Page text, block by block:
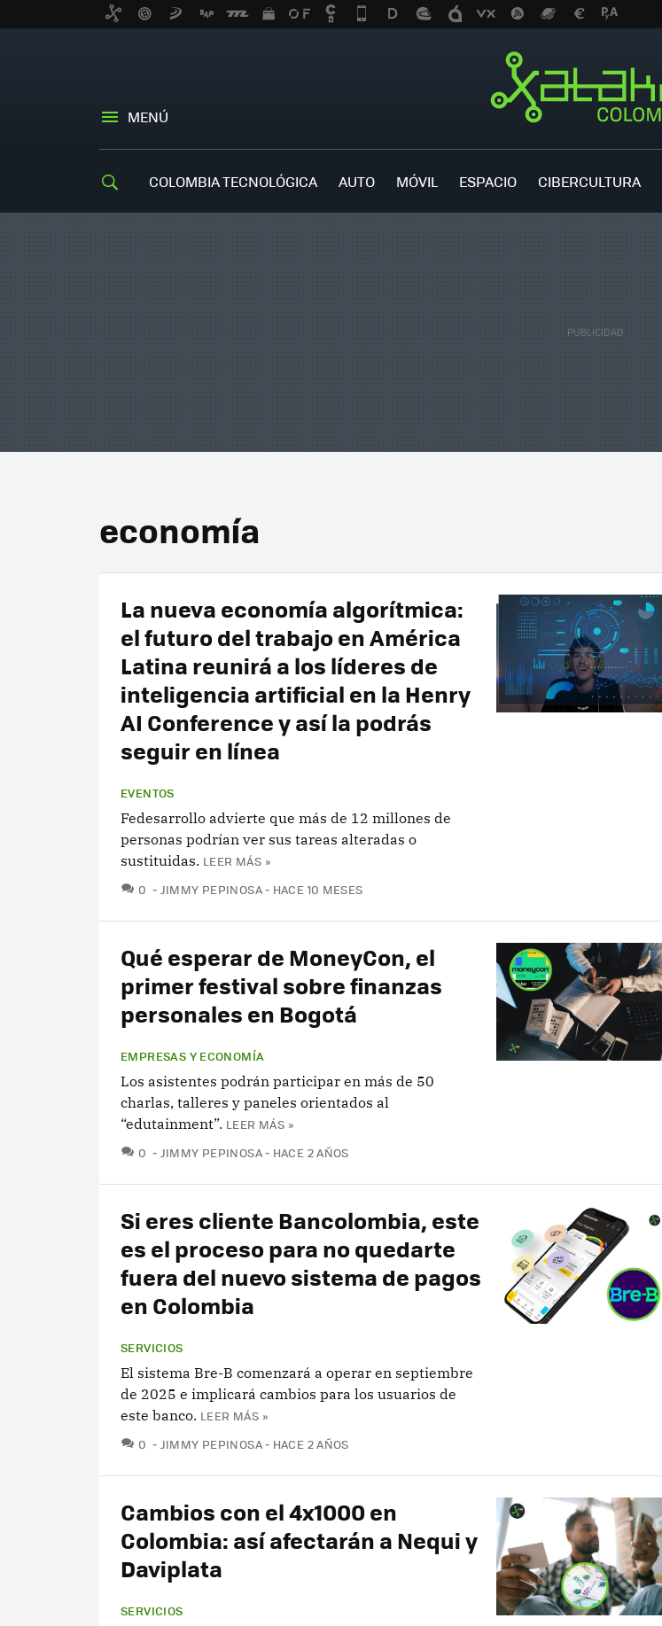
MENÚ
COLOMBIA TECNOLÓGICA AUTO MÓVIL ESPACIO CIBERCULTURA
economía
La nueva economía algorítmica:
el futuro del trabajo en América
Latina reunirá a los líderes de
inteligencia artificial en la Henry
AI Conference y así la podrás
seguir en línea
EVENTOS
Fedesarrollo advierte que más de 12 millones de
personas podrían ver sus tareas alteradas o
sustituidas. LEER MÁS »
0 COMENTARIOS
JIMMY PEPINOSA HACE 10 MESES
Qué esperar de MoneyCon, el
primer festival sobre finanzas
personales en Bogotá
EMPRESAS Y ECONOMÍA
Los asistentes podrán participar en más de 50
charlas, talleres y paneles orientados al
“edutainment”. LEER MÁS »
0 COMENTARIOS
JIMMY PEPINOSA HACE 2 AÑOS
Si eres cliente Bancolombia, este
es el proceso para no quedarte
fuera del nuevo sistema de pagos
en Colombia
SERVICIOS
El sistema Bre-B comenzará a operar en septiembre
de 2025 e implicará cambios para los usuarios de
este banco. LEER MÁS »
0 COMENTARIOS
JIMMY PEPINOSA HACE 2 AÑOS
Cambios con el 4x1000 en
Colombia: así afectarán a Nequi y
Daviplata
SERVICIOS